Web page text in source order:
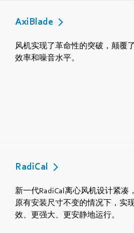
AxiBlade
风机实现了革命性的突破，颠覆
效率和噪音水平。
RadiCal
新一代RadiCal离心风机设计紧凑
原有安装尺寸不变的情况下，实
效、更强大、更安静地运行。